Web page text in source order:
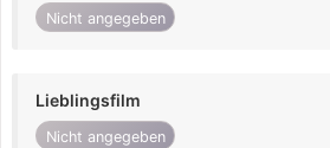
Nicht angegeben
Lieblingsfilm
Nicht angegeben